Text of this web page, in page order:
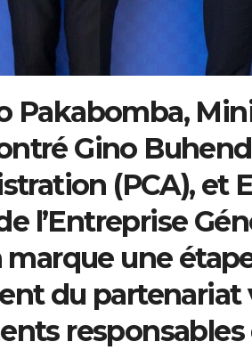
Pakabomba,
Gino
(PCA), et
l’Entreprise
marque une
du partenariat
responsables